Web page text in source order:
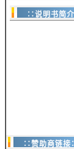
∷说明书简
∷赞助商链